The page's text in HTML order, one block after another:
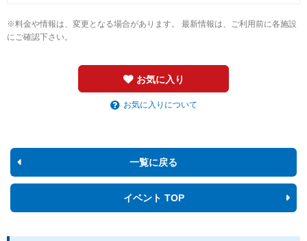
※料金や情報は、変更となる場合があります。 最新情報は、ご利用前に各施設
にご確認下さい。
お気に入り
お気に入りについて
一覧に戻る
イベント TOP